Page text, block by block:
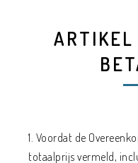
1. Voordat de
totaalprijs vermeld,